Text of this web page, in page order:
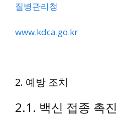
질병관리청
www.kdca.go.kr
2. 예방 조치
2.1. 백신 접종 촉진